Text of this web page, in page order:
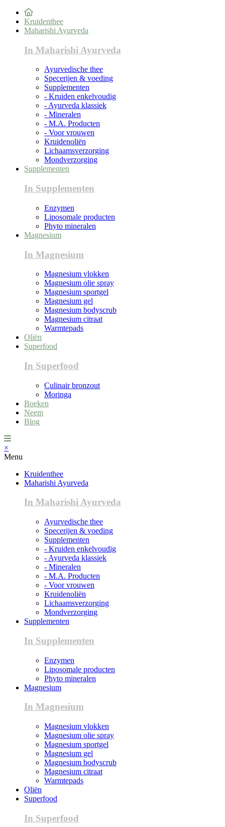
Kruidenthee
Maharishi Ayurveda
In Maharishi Ayurveda
Ayurvedische thee
Specerijen & voeding
Supplementen
- Kruiden enkelvoudig
- Ayurveda klassiek
- Mineralen
- M.A. Producten
- Voor vrouwen
Kruidenoliën
Lichaamsverzorging
Mondverzorging
Supplementen
In Supplementen
Enzymen
Liposomale producten
Phyto mineralen
Magnesium
In Magnesium
Magnesium vlokken
Magnesium olie spray
Magnesium sportgel
Magnesium gel
Magnesium bodyscrub
Magnesium citraat
Warmtepads
Oliën
Superfood
In Superfood
Culinair bronzout
Moringa
Boeken
Neem
Blog
×
Menu
Kruidenthee
Maharishi Ayurveda
In Maharishi Ayurveda
Ayurvedische thee
Specerijen & voeding
Supplementen
- Kruiden enkelvoudig
- Ayurveda klassiek
- Mineralen
- M.A. Producten
- Voor vrouwen
Kruidenoliën
Lichaamsverzorging
Mondverzorging
Supplementen
In Supplementen
Enzymen
Liposomale producten
Phyto mineralen
Magnesium
In Magnesium
Magnesium vlokken
Magnesium olie spray
Magnesium sportgel
Magnesium gel
Magnesium bodyscrub
Magnesium citraat
Warmtepads
Oliën
Superfood
In Superfood